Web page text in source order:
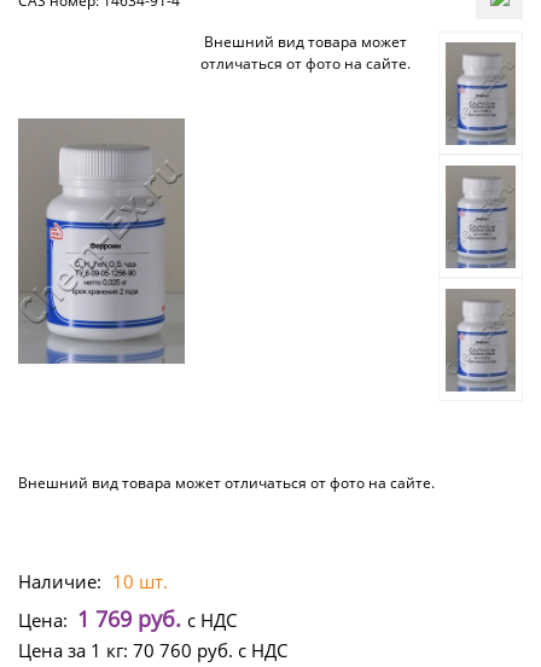
Внешний вид товара может
отличаться от фото на сайте.
Внешний вид товара может отличаться от фото на сайте.
Наличие: 10 шт.
Цена: 1 769 руб. с НДС
Цена за 1 кг: 70 760 руб. с НДС